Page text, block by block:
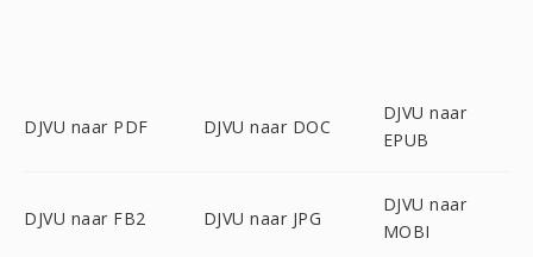
DJVU naar PDF DJVU naar DOC
DJVU naar
EPUB
DJVU naar FB2 DJVU naar JPG
DJVU naar
MOBI